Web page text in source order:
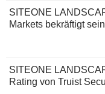
SITEONE
Markets bekräftigt
SITEONE
Rating von Truist